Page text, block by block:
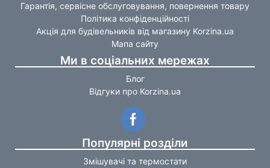
Гарантія, сервісне обслуговування, повернення товару
Політика конфіденційності
Акція для будівельників від магазину Korzina.ua
Мапа сайту
Ми в соціальних мережах
Блог
Відгуки про Korzina.ua
Популярні розділи
Змішувачі та термостати